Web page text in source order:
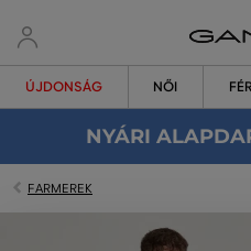
ÚJDONSÁG NŐI
NYÁRI
FARMEREK